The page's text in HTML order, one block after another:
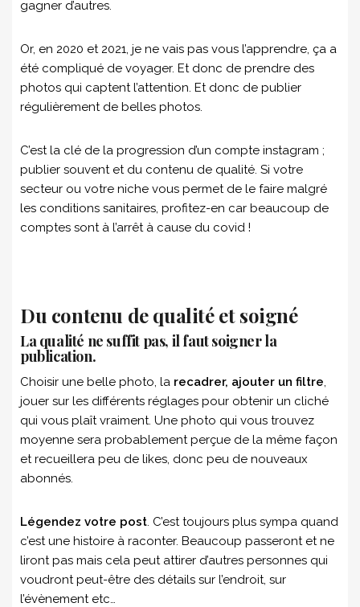
gagner d’autres.
Or, en 2020 et 2021, je ne vais pas vous l’apprendre, ça a
été compliqué de voyager. Et donc de prendre des
photos qui captent l’attention. Et donc de publier
régulièrement de belles photos.
C’est la clé de la progression d’un compte instagram ;
publier souvent et du contenu de qualité. Si votre
secteur ou votre niche vous permet de le faire malgré
les conditions sanitaires, profitez-en car beaucoup de
comptes sont à l’arrêt à cause du covid !
Du contenu de qualité et soigné
La qualité ne suffit pas, il faut soigner la
publication.
Choisir une belle photo, la recadrer, ajouter un filtre,
jouer sur les différents réglages pour obtenir un cliché
qui vous plaît vraiment. Une photo qui vous trouvez
moyenne sera probablement perçue de la même façon
et recueillera peu de likes, donc peu de nouveaux
abonnés.
Légendez votre post. C’est toujours plus sympa quand
c’est une histoire à raconter. Beaucoup passeront et ne
liront pas mais cela peut attirer d’autres personnes qui
voudront peut-être des détails sur l’endroit, sur
l’évènement etc…